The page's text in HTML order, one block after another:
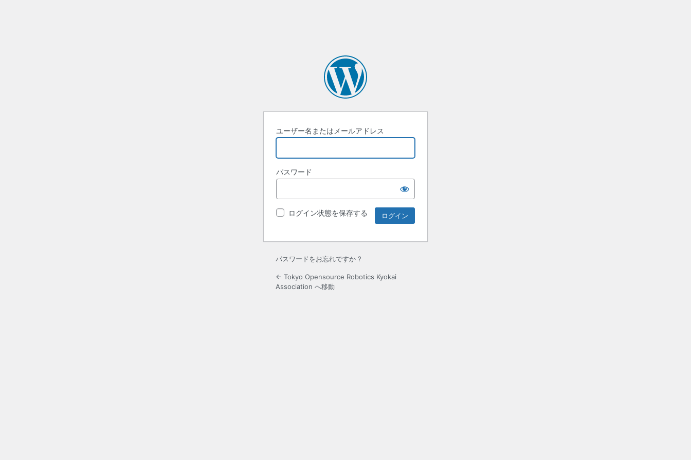
ユーザー名またはメールアドレス
パスワード
ログイン状態を保存する
パスワードをお忘れですか ?
← Tokyo Opensource Robotics Kyokai
Association へ移動